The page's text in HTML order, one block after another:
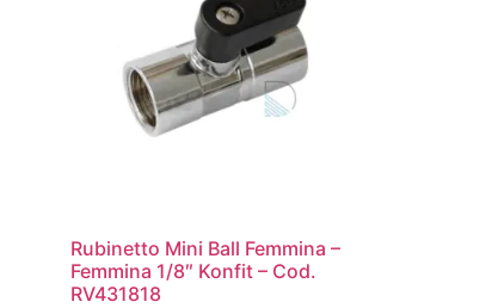
Rubinetto Mini Ball Femmina –
Femmina 1/8″ Konfit – Cod.
RV431818